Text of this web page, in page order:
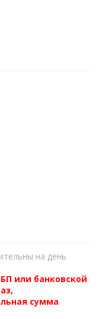
на день
или банковской
сумма